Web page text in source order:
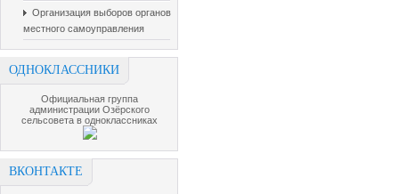
Организация выборов органов
местного самоуправления
ОДНОКЛАССНИКИ
Официальная группа
администрации Озёрского
сельсовета в одноклассниках
ВКОНТАКТЕ